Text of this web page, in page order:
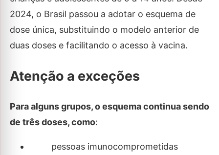
2024, o Brasil passou a adotar o esquema de
dose única, substituindo o modelo anterior de
duas doses e facilitando o acesso à vacina.
Atenção a exceções
Para alguns grupos, o esquema continua sendo
de três doses, como:
pessoas imunocomprometidas